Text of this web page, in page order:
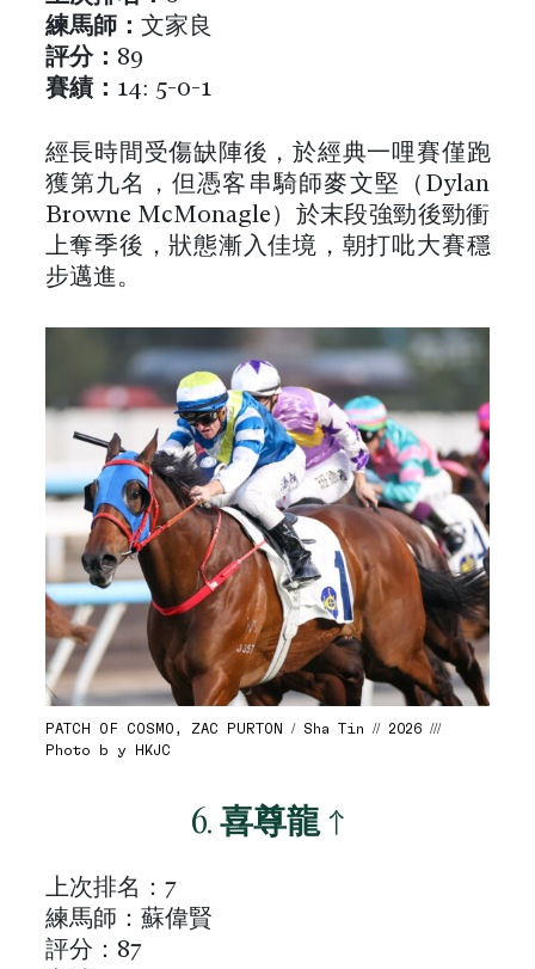
練馬師： 文家良
評分： 89
賽績： 14: 5-0-1
經長時間受傷缺陣後，於經典一哩賽僅跑
獲第九名，但憑客串騎師麥文堅（Dylan
Browne McMonagle）於末段強勁後勁衝
上奪季後，狀態漸入佳境，朝打吡大賽穩
步邁進。
PATCH OF COSMO, ZAC PURTON / Sha Tin // 2026 ///
Photo b y HKJC
6.喜尊龍↑
上次排名：7
練馬師：蘇偉賢
評分：87